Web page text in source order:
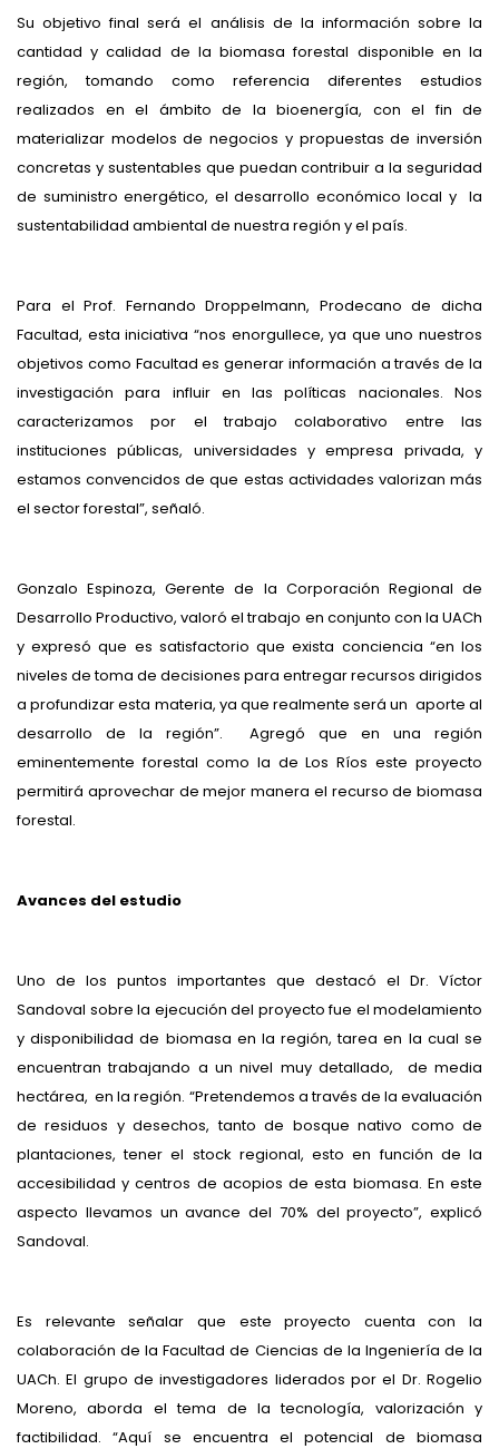
Su objetivo final será el análisis de la información sobre la
cantidad y calidad de la biomasa forestal disponible en la
región, tomando como referencia diferentes estudios
realizados en el ámbito de la bioenergía, con el fin de
materializar modelos de negocios y propuestas de inversión
concretas y sustentables que puedan contribuir a la seguridad
de suministro energético, el desarrollo económico local y la
sustentabilidad ambiental de nuestra región y el país.
Para el Prof. Fernando Droppelmann, Prodecano de dicha
Facultad, esta iniciativa “nos enorgullece, ya que uno nuestros
objetivos como Facultad es generar información a través de la
investigación para influir en las políticas nacionales. Nos
caracterizamos por el trabajo colaborativo entre las
instituciones públicas, universidades y empresa privada, y
estamos convencidos de que estas actividades valorizan más
el sector forestal”, señaló.
Gonzalo Espinoza, Gerente de la Corporación Regional de
Desarrollo Productivo, valoró el trabajo en conjunto con la UACh
y expresó que es satisfactorio que exista conciencia “en los
niveles de toma de decisiones para entregar recursos dirigidos
a profundizar esta materia, ya que realmente será un aporte al
desarrollo de la región”. Agregó que en una región
eminentemente forestal como la de Los Ríos este proyecto
permitirá aprovechar de mejor manera el recurso de biomasa
forestal.
Avances del estudio
Uno de los puntos importantes que destacó el Dr. Víctor
Sandoval sobre la ejecución del proyecto fue el modelamiento
y disponibilidad de biomasa en la región, tarea en la cual se
encuentran trabajando a un nivel muy detallado, de media
hectárea, en la región. “Pretendemos a través de la evaluación
de residuos y desechos, tanto de bosque nativo como de
plantaciones, tener el stock regional, esto en función de la
accesibilidad y centros de acopios de esta biomasa. En este
aspecto llevamos un avance del 70% del proyecto”, explicó
Sandoval.
Es relevante señalar que este proyecto cuenta con la
colaboración de la Facultad de Ciencias de la Ingeniería de la
UACh. El grupo de investigadores liderados por el Dr. Rogelio
Moreno, aborda el tema de la tecnología, valorización y
factibilidad. “Aquí se encuentra el potencial de biomasa